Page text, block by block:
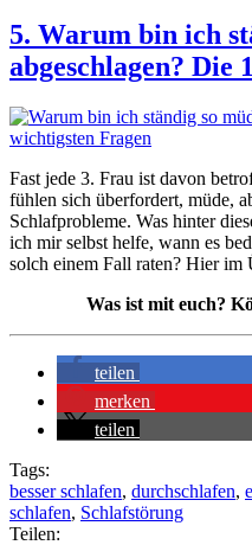
5. Warum bin ich
abgeschlagen? Die
Fast jede 3. Frau ist davon
fühlen sich überfordert, müde,
Schlafprobleme. Was hinter
ich mir selbst helfe, wann es
solch einem Fall raten? Hier im
Was ist mit euch?
teilen
merken
teilen
Tags:
besser schlafen, durchschlafen,
schlafen, Schlafstörung
Teilen: